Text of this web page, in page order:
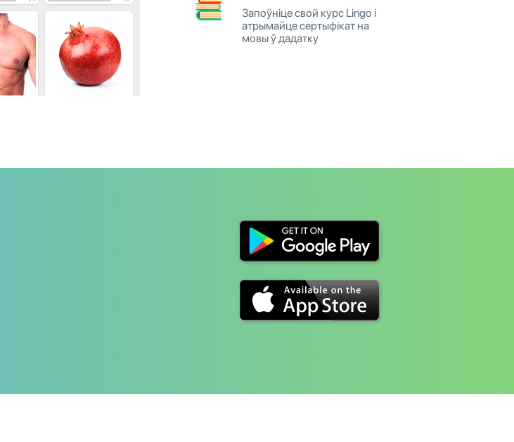
Запоўніце свой курс Lingo і
атрымайце сертыфікат на
мовы ў дадатку